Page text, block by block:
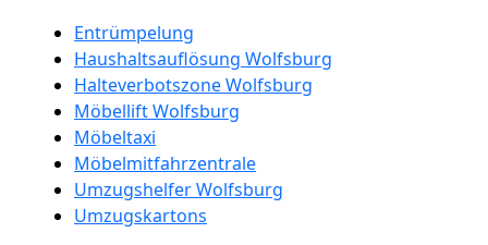
Entrümpelung
Haushaltsauflösung Wolfsburg
Halteverbotszone Wolfsburg
Möbellift Wolfsburg
Möbeltaxi
Möbelmitfahrzentrale
Umzugshelfer Wolfsburg
Umzugskartons